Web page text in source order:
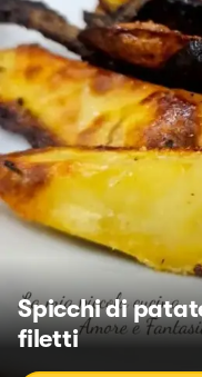
Spicchi di
filetti